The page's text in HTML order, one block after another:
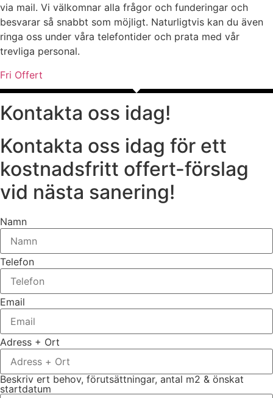
via mail. Vi välkomnar alla frågor och funderingar och
besvarar så snabbt som möjligt. Naturligtvis kan du även
ringa oss under våra telefontider och prata med vår
trevliga personal.
Fri Offert
Kontakta oss idag!
Kontakta oss idag för ett
kostnadsfritt offert-förslag
vid nästa sanering!
Namn
Telefon
Email
Adress + Ort
Beskriv ert behov, förutsättningar, antal m2 & önskat
startdatum